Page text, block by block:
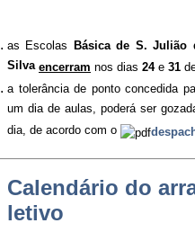
as Escolas Básica de S. Julião
Silva encerram nos dias 24e 31
a tolerância de ponto concedida
um dia de aulas, poderá ser
dia, de acordo com o
Calendário do
letivo